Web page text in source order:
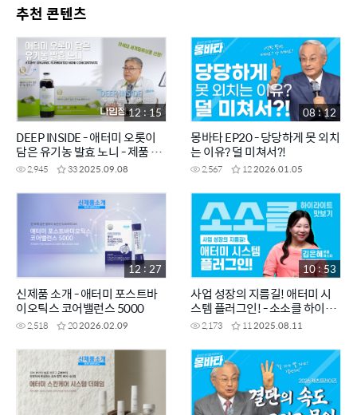
추천 콘텐츠
DEEP INSIDE - 애터미 오롯이
담은 유기농 발효 노니 - 제품 개
발자에게 직접 듣는 제품 이야기
2,945 332025.09.08
12 : 15
몽바타 EP20 - 당당하게 못 외치
는 이유? 덜 미쳐서?!
2,567 122026.01.05
08 : 12
신제품 소개 - 애터미 포스트바
이오틱스 코어밸런스 5000
2,518 202026.02.09
12 : 27
사업 성장의 지름길! 애터미 시
스템 플러그인! - 소소클 하이라
이트 맛보기
2,173 112025.08.11
10 : 53